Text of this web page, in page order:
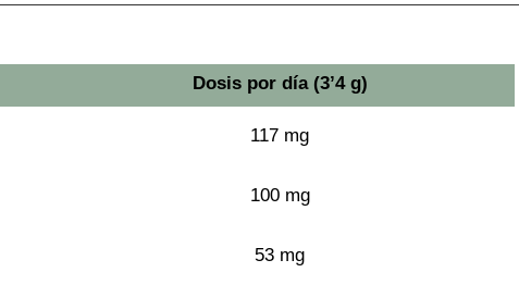
Dosis por día (3’4 g)
117 mg
100 mg
53 mg